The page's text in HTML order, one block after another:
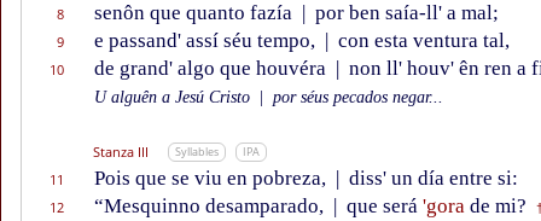
8 senôn que quanto fazía | por ben saía-ll' a mal;
9 e passand' assí séu tempo, | con esta ventura tal,
10 de grand' algo que houvéra | non ll' houv' ên ren a
U alguên a Jesú Cristo por séus pecados negar...
Stanza III Syllables IPA
11 Pois que se viu en pobreza, | diss' un día entre si:
12 “Mesquinno desamparado, | que será 'gora de mi?